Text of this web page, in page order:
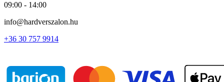
09:00 - 14:00
info@hardverszalon.hu
+36 30 757 9914